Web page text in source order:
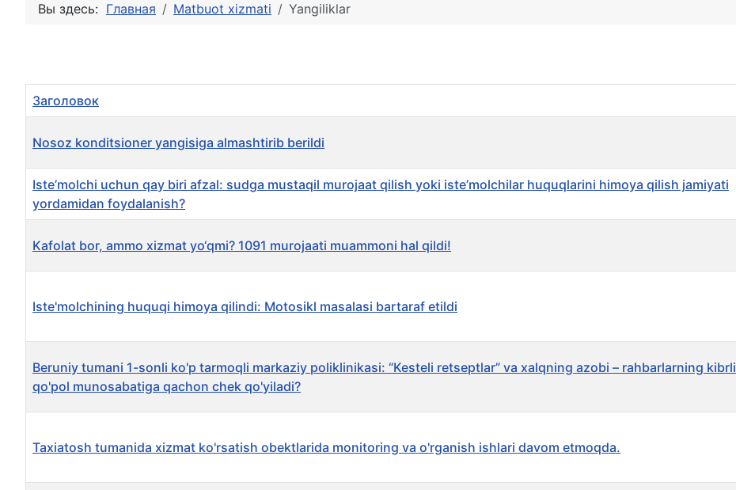
Вы здесь: Главная Matbuot xizmati Yangiliklar
Заголовок
Nosoz konditsioner yangisiga almashtirib berildi
Iste’molchi uchun qay biri afzal: sudga mustaqil murojaat qilish yoki iste’molchilar huquqlarini himoya qilish jamiyati
yordamidan foydalanish?
Kafolat bor, ammo xizmat yo‘qmi? 1091 murojaati muammoni hal qildi!
Iste'molchining huquqi himoya qilindi: Motosikl masalasi bartaraf etildi
Beruniy tumani 1-sonli ko'p tarmoqli markaziy poliklinikasi: “Kesteli retseptlar” va xalqning azobi – rahbarlarning kibrli
qo'pol munosabatiga qachon chek qo'yiladi?
Taxiatosh tumanida xizmat ko'rsatish obektlarida monitoring va o'rganish ishlari davom etmoqda.